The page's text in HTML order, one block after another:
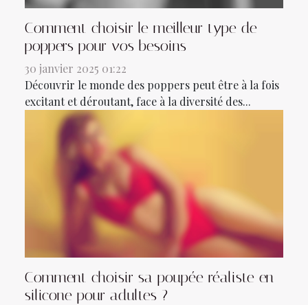
Comment choisir le meilleur type de
poppers pour vos besoins
30 janvier 2025 01:22
Découvrir le monde des poppers peut être à la fois
excitant et déroutant, face à la diversité des...
Comment choisir sa poupée réaliste en
silicone pour adultes ?